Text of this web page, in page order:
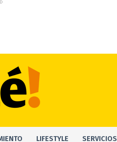
LIFESTYLE SERVICIOS